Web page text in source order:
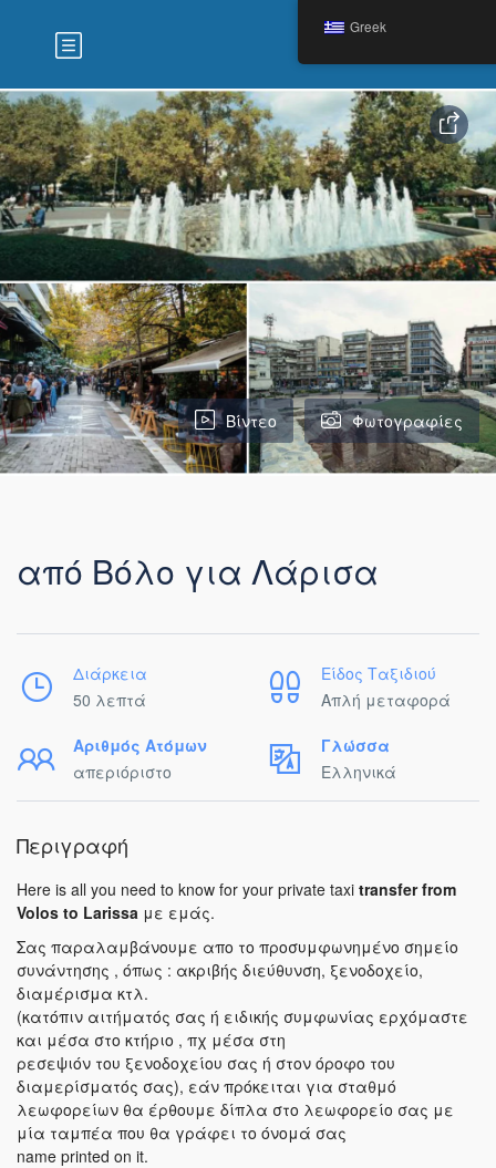
Βίντεο Φωτογραφίες
από Βόλο για Λάρισα
Διάρκεια
50 λεπτά
Είδος Ταξιδιού
Απλή μεταφορά
Αριθμός Ατόμων
απεριόριστο
Γλώσσα
Ελληνικά
Περιγραφή
Here is all you need to know for your private taxi transfer from
Volos to Larissa με εμάς.
Σας παραλαμβάνουμε απο το προσυμφωνημένο σημείο
συνάντησης , όπως : ακριβής διεύθυνση, ξενοδοχείο,
διαμέρισμα κτλ.
(κατόπιν αιτήματός σας ή ειδικής συμφωνίας ερχόμαστε
και μέσα στο κτήριο , πχ μέσα στη
ρεσεψιόν του ξενοδοχείου σας ή στον όροφο του
διαμερίσματός σας), εάν πρόκειται για σταθμό
λεωφορείων θα έρθουμε δίπλα στο λεωφορείο σας με
μία ταμπέα που θα γράφει το όνομά σας
name printed on it.
Greek